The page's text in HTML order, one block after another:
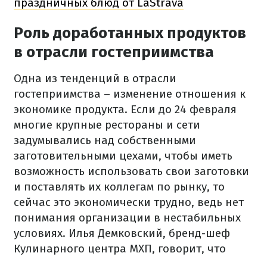
Роль доработанных продуктов
в отрасли гостеприимства
Одна из тенденций в отрасли
гостеприимства – изменение отношения к
экономике продукта. Если до 24 февраля
многие крупные рестораны и сети
задумывались над собственными
заготовительными цехами, чтобы иметь
возможность использовать свои заготовки
и поставлять их коллегам по рынку, то
сейчас это экономически трудно, ведь нет
понимания организации в нестабильных
условиях. Илья Демковский, бренд-шеф
Кулинарного центра МХП, говорит, что